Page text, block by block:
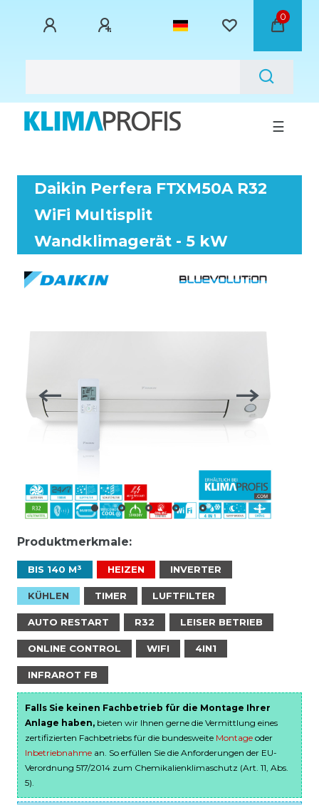
0
☰
Daikin Perfera FTXM50A R32
WiFi Multisplit
Wandklimagerät - 5 kW
Produktmerkmale:
BIS 140 M³ HEIZEN INVERTER
KÜHLEN TIMER LUFTFILTER
AUTO RESTART R32 LEISER BETRIEB
ONLINE CONTROL WIFI 4IN1
INFRAROT FB
Falls Sie keinen Fachbetrieb für die Montage Ihrer
Anlage haben, bieten wir Ihnen gerne die Vermittlung eines
zertifizierten Fachbetriebs für die bundesweite Montage oder
Inbetriebnahme an. So erfüllen Sie die Anforderungen der EU-
Verordnung 517/2014 zum Chemikalienklimaschutz (Art. 11, Abs.
5).